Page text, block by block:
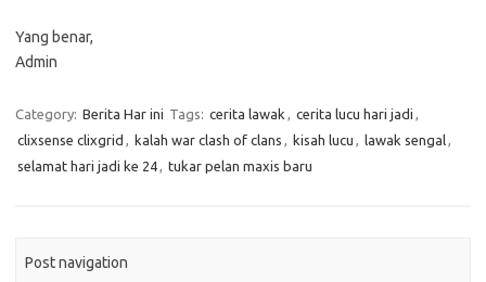
Yang benar,
Admin
Category: Berita Har ini Tags: cerita lawak cerita lucu hari jadi
clixsense clixgrid
kalah war clash of clans kisah lucu lawak sengal
selamat hari jadi ke 24
tukar pelan maxis baru
Post navigation